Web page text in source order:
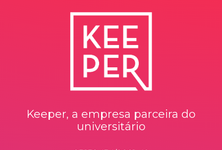
Keeper, a empresa parceira do
universitário